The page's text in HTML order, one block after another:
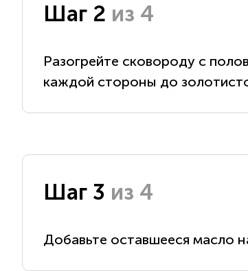
Шаг 2 из 4
Разогрейте сковороду с
каждой стороны до
Шаг 3 из 4
Добавьте оставшееся масло